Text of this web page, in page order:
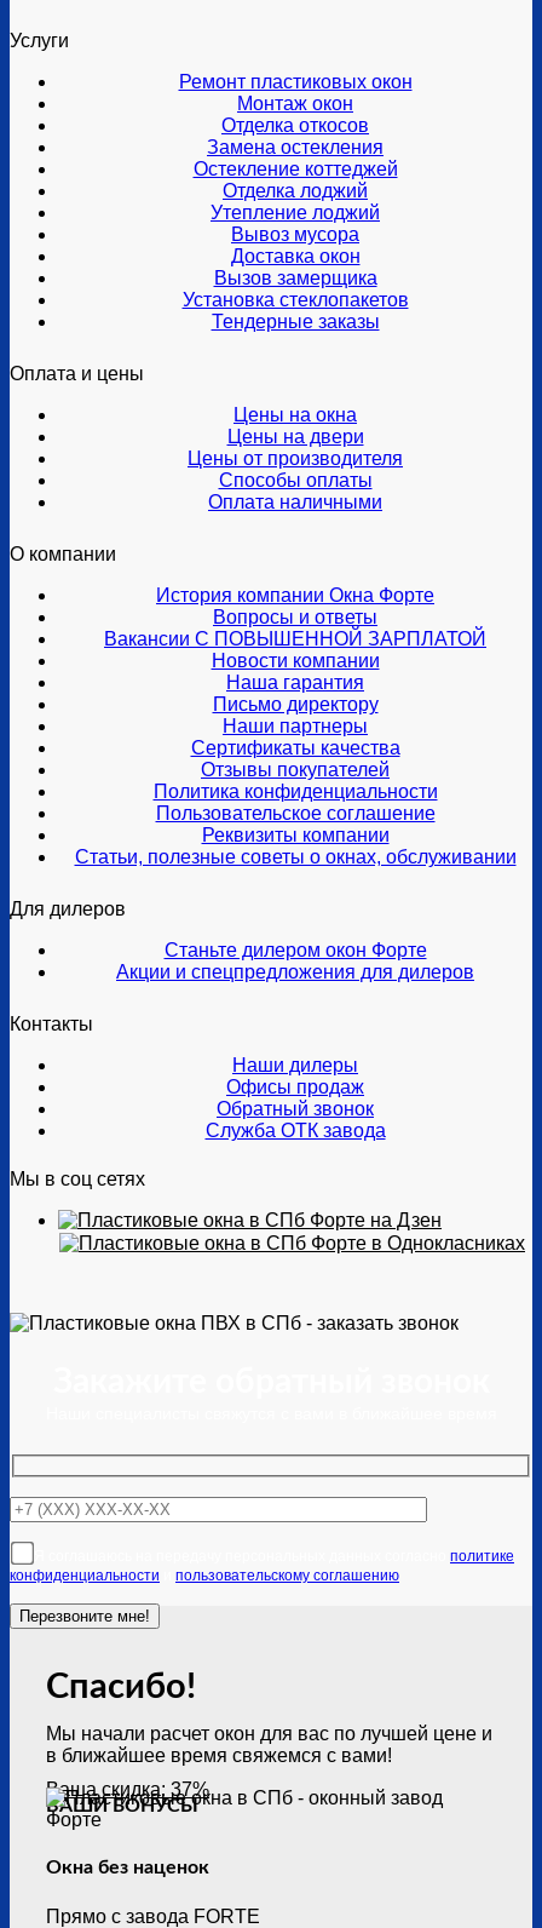
Услуги
Ремонт пластиковых окон
Монтаж окон
Отделка откосов
Замена остекления
Остекление коттеджей
Отделка лоджий
Утепление лоджий
Вывоз мусора
Доставка окон
Вызов замерщика
Установка стеклопакетов
Тендерные заказы
Оплата и цены
Цены на окна
Цены на двери
Цены от производителя
Способы оплаты
Оплата наличными
О компании
История компании Окна Форте
Вопросы и ответы
Вакансии С ПОВЫШЕННОЙ ЗАРПЛАТОЙ
Новости компании
Наша гарантия
Письмо директору
Наши партнеры
Сертификаты качества
Отзывы покупателей
Политика конфиденциальности
Пользовательское соглашение
Реквизиты компании
Статьи, полезные советы о окнах, обслуживании
Для дилеров
Станьте дилером окон Форте
Акции и спецпредложения для дилеров
Контакты
Наши дилеры
Офисы продаж
Обратный звонок
Служба ОТК завода
Мы в соц сетях
политике
конфиденциальности
пользовательскому соглашению
Спасибо!
Мы начали расчет окон для вас по лучшей цене и
в ближайшее время свяжемся с вами!
Ваша скидка: 37%
ВАШИ БОНУСЫ
Окна без наценок
Прямо с завода FORTE